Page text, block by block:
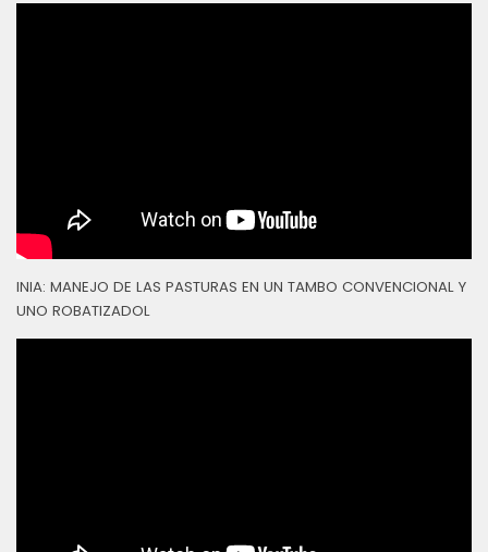
INIA: MANEJO DE LAS PASTURAS EN UN TAMBO CONVENCIONAL Y
UNO ROBATIZADOL